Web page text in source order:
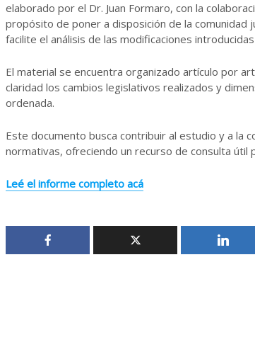
elaborado por el Dr. Juan Formaro, con la
propósito de poner a disposición de la comunidad
facilite el análisis de las modificaciones
El material se encuentra organizado artículo por
claridad los cambios legislativos realizados y
ordenada.
Este documento busca contribuir al estudio y a la
normativas, ofreciendo un recurso de consulta útil
Leé el informe completo acá